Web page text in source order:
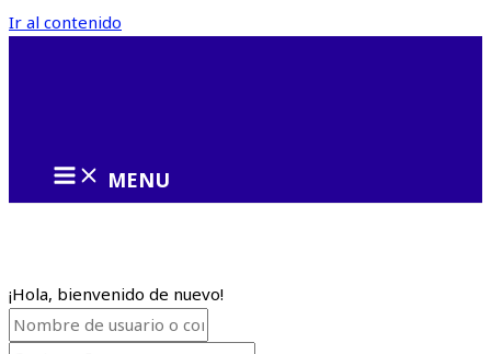
Ir al contenido
MENU
¡Hola, bienvenido de nuevo!